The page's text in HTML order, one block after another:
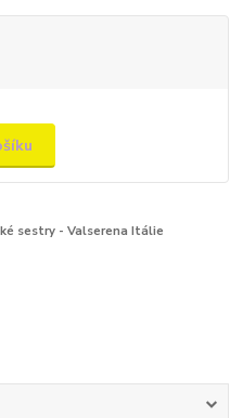
sestry - Valserena Itálie